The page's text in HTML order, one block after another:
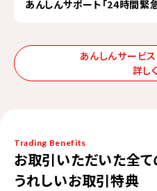
あんしんサポート「24時間緊
あんしんサービ
詳し
Trading Benefits
お取引いただいた全て
うれしいお取引特典